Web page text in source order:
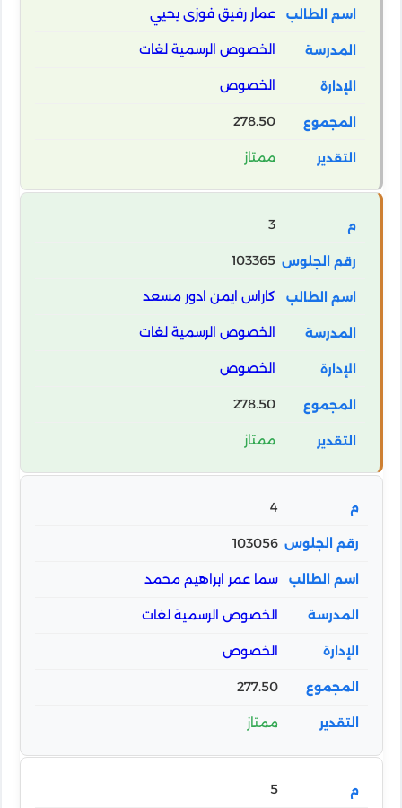
عمار رفيق فوزى يحيي
الخصوص الرسمية لغات
الخصوص
278.50
ممتاز
3
103365
كاراس ايمن ادور مسعد
الخصوص الرسمية لغات
الخصوص
278.50
ممتاز
4
103056
سما عمر ابراهيم محمد
الخصوص الرسمية لغات
الخصوص
277.50
ممتاز
5